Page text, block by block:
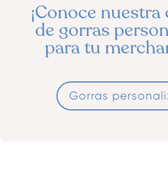
¡Conoce
de gorras
para tu
Gorras